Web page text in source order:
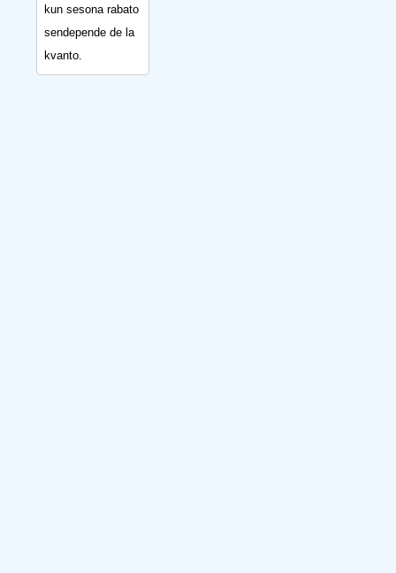
kun sesona rabato
sendepende de la
kvanto.